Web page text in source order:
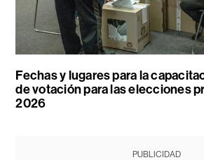
Fechas y lugares para la
de votación para las elecciones
2026
PUBLICIDAD